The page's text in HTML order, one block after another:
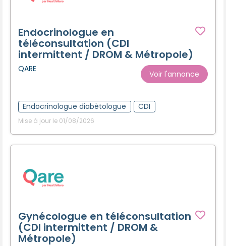
Endocrinologue en
téléconsultation (CDI
intermittent / DROM & Métropole)
QARE
Voir l'annonce
Endocrinologue diabètologue CDI
Mise à jour le 01/08/2026
Gynécologue en téléconsultation
(CDI intermittent / DROM &
Métropole)